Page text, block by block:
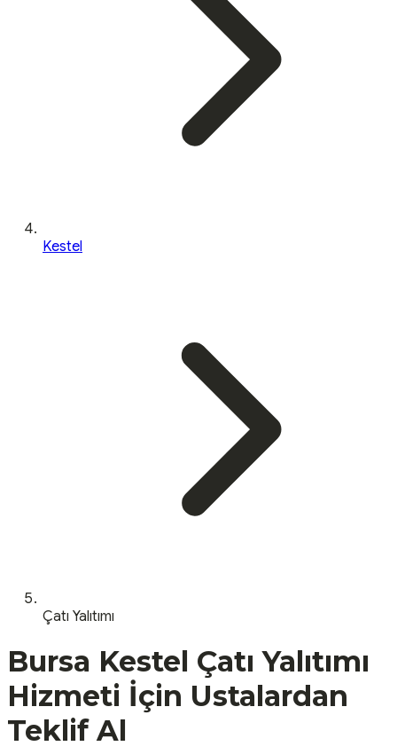
Kestel
Çatı Yalıtımı
Bursa Kestel Çatı Yalıtımı
Hizmeti İçin Ustalardan
Teklif Al